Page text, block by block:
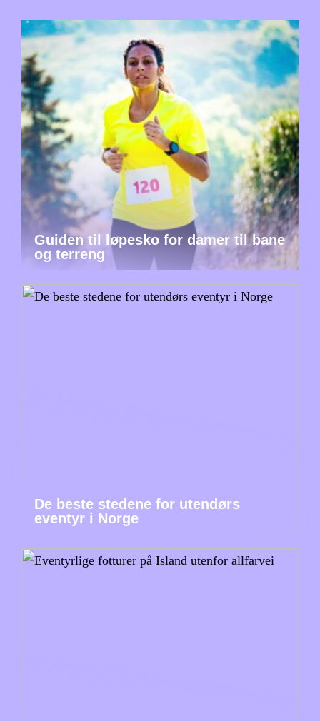
Guiden til løpesko for damer til bane
og terreng
De beste stedene for utendørs
eventyr i Norge